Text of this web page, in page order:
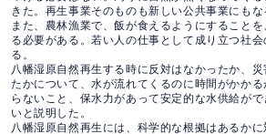
きた。再生事業そのものも新しい公共事業にもな
また、農林漁業で、飯が食えるようにすることを
る必要がある。若い人の仕事として成り立つ社
る。
八幡湿原自然再生する時に反対はなかったか、
たかについて、水が流れてくるのに時間がかか
らないこと、保水力があって安定的な水供給が
いと説明した。
八幡湿原自然再生には、科学的な根拠はあるか